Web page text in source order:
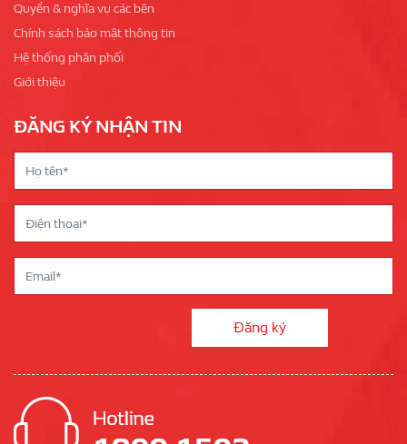
Quyền & nghĩa vụ các bên
Chính sách bảo mật thông tin
Hệ thống phân phối
Giới thiệu
ĐĂNG KÝ NHẬN TIN